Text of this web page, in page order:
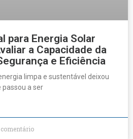
para Energia Solar
a Capacidade da
e Eficiência
limpa e sustentável deixou
passou a ser